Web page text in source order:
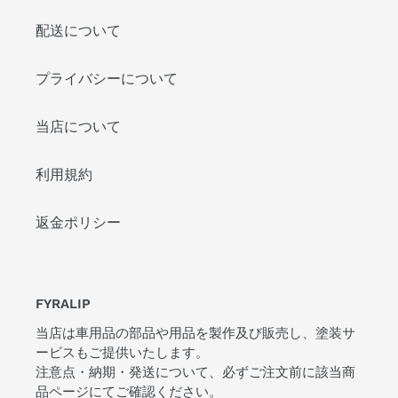
配送について
プライバシーについて
当店について
利用規約
返金ポリシー
FYRALIP
当店は車用品の部品や用品を製作及び販売し、塗装サ
ービスもご提供いたします。
注意点・納期・発送について、必ずご注文前に該当商
品ページにてご確認ください。